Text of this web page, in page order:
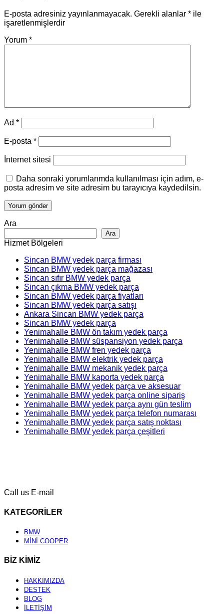
E-posta adresiniz yayınlanmayacak. Gerekli alanlar * ile
işaretlenmişlerdir
Yorum *
Ad *
E-posta *
İnternet sitesi
Daha sonraki yorumlarımda kullanılması için adım, e-
posta adresim ve site adresim bu tarayıcıya kaydedilsin.
Ara
Ara
Hizmet Bölgeleri
Sincan BMW yedek parça firması
Sincan BMW yedek parça mağazası
Sincan sıfır BMW yedek parça
Sincan çıkma BMW yedek parça
Sincan BMW yedek parça fiyatları
Sincan BMW yedek parça satışı
Ankara Sincan BMW yedek parça
Sincan BMW yedek parça
Yenimahalle BMW ön takım yedek parça
Yenimahalle BMW süspansiyon yedek parça
Yenimahalle BMW fren yedek parça
Yenimahalle BMW elektrik yedek parça
Yenimahalle BMW mekanik yedek parça
Yenimahalle BMW kaporta yedek parça
Yenimahalle BMW yedek parça ve aksesuar
Yenimahalle BMW yedek parça online sipariş
Yenimahalle BMW yedek parça aynı gün teslim
Yenimahalle BMW yedek parça telefon numarası
Yenimahalle BMW yedek parça satış noktası
Yenimahalle BMW yedek parça çeşitleri
Call us E-mail
KATEGORİLER
BMW
MİNİ COOPER
BİZ KİMİZ
HAKKIMIZDA
DESTEK
BLOG
İLETİŞİM